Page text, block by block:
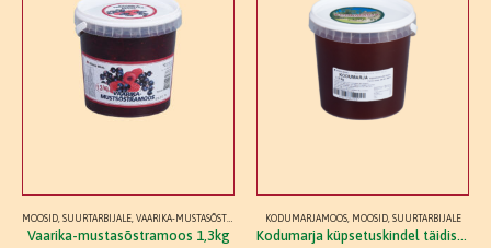
MOOSID SUURTARBIJALE VAARIKA-MUSTASÕSTRAMOOS
Vaarika-mustasõstramoos 1,3kg
KODUMARJAMOOS, MOOSID, SUURTARBIJALE
Kodumarja küpsetuskindel täidis 1,3kg